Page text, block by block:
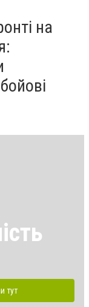
на
тут